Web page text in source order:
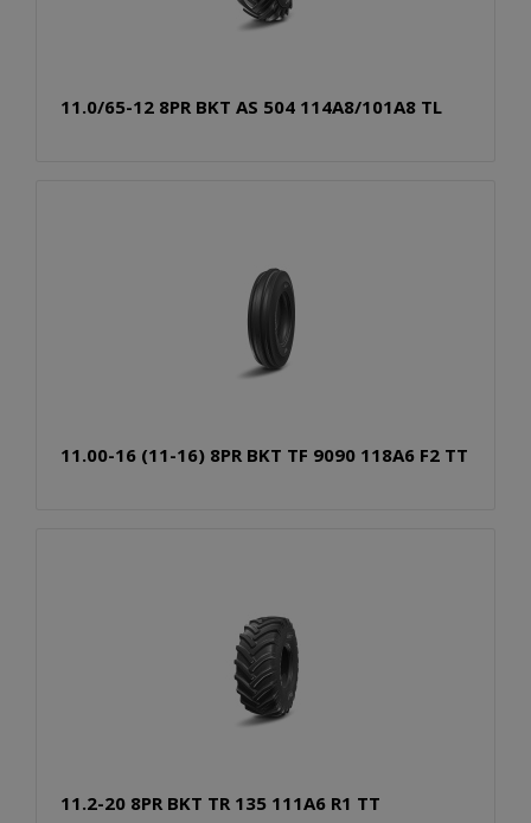
11.0/65-12 8PR BKT AS 504 114A8/101A8 TL
11.00-16 (11-16) 8PR BKT TF 9090 118A6 F2 TT
11.2-20 8PR BKT TR 135 111A6 R1 TT